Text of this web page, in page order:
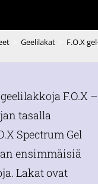
Geelilakat F.O.X
F.O.X –
tasalla
Spectrum Gel
ensimmäisiä
Lakat ovat